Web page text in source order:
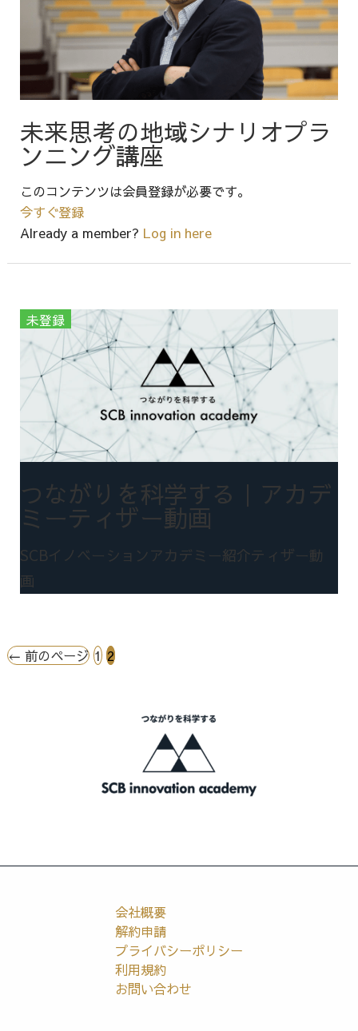
未来思考の地域シナリオプラ
ンニング講座
このコンテンツは会員登録が必要です。
今すぐ登録
Already a member? Log in here
つながりを科学する｜アカデ
ミーティザー動画
SCBイノベーションアカデミー紹介ティザー動
画
Posts
pagination
← 前のページ 1 2
会社概要
解約申請
プライバシーポリシー
利用規約
お問い合わせ